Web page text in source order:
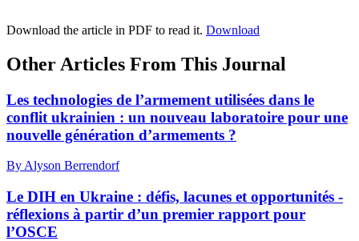
Download the article in PDF to read it. Download
Other Articles From This Journal
Les technologies de l’armement utilisées dans le
conflit ukrainien : un nouveau laboratoire pour une
nouvelle génération d’armements ?
By Alyson Berrendorf
Le DIH en Ukraine : défis, lacunes et opportunités -
réflexions à partir d’un premier rapport pour
l’OSCE